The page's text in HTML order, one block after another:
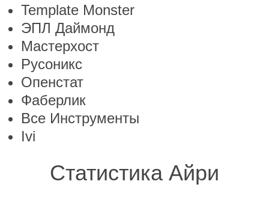
Template Monster
ЭПЛ Даймонд
Мастерхост
Русоникс
Опенстат
Фаберлик
Все Инструменты
Ivi
Статистика Айри